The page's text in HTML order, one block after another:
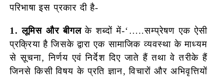
परिभाषा इस प्रकार दी है-
1. लूमिस और बीगलके शब्दों में-‘…..सम्प्रेषण एक ऐसी
प्रक्रिया है जिसकेद्वारा एक सामाजिक व्यवस्था के माध्यम
से सूचना, निर्णय एवं निर्देश दिएजाते हैं तथा वे तरीके हैं
जिनसे किसी विषय के प्रति ज्ञान, विचारों और अभिवृत्तियों